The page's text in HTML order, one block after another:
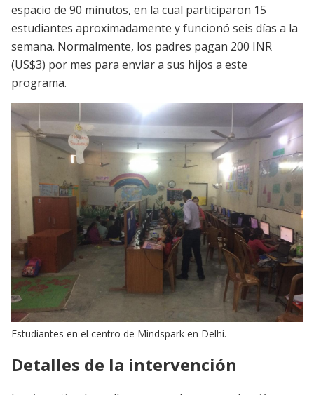
espacio de 90 minutos, en la cual participaron 15
estudiantes aproximadamente y funcionó seis días a la
semana. Normalmente, los padres pagan 200 INR
(US$3) por mes para enviar a sus hijos a este
programa.
Estudiantes en el centro de Mindspark en Delhi.
Detalles de la intervención